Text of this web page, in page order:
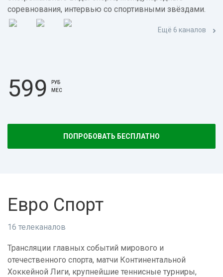
соревнования, интервью со спортивными звёздами.
Ещё 6 каналов
599
РУБ
МЕС
ПОПРОБОВАТЬ БЕСПЛАТНО
Евро Спорт
16 телеканалов
Трансляции главных событий мирового и
отечественного спорта, матчи Континентальной
Хоккейной Лиги, крупнейшие теннисные турниры,